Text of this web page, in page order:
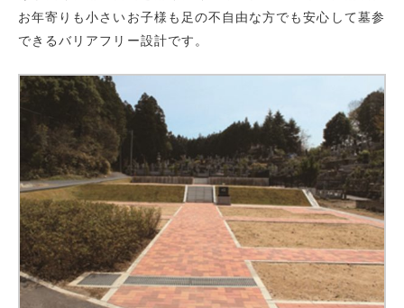
お年寄りも小さいお子様も足の不自由な方でも安心して墓参
できるバリアフリー設計です。